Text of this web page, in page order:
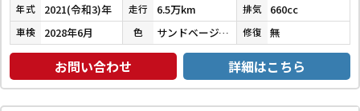
年式 2021(令和3)年 走行 6.5万km 排気 660cc
車検 2028年6月 色 サンドベージュメタリック 修復 無
お問い合わせ 詳細はこちら